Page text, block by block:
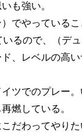
も強い。
でやっている
るので、（デ
、レベルの高
ツでのプレー
燃している。
だわってやり